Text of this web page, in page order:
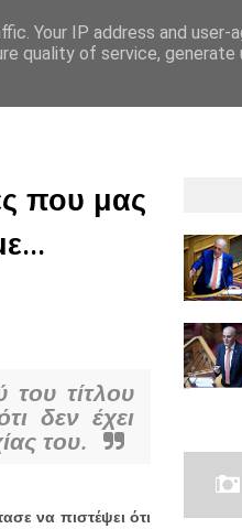
που μας
τίτλου
δεν έχει
του.
να πιστέψει ότι
Your IP address and user-
quality of service, generate